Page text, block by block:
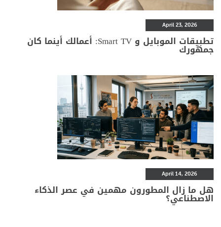
April 23, 2026
تطبيقات الموبايل و Smart TV: أعمالك أينما كان
جمهورك
April 14, 2026
هل ما زال المطورون مهمين في عصر الذكاء
الاصطناعي؟